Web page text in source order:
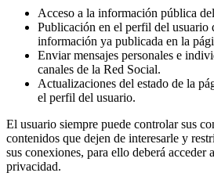
Acceso a la información pública
Publicación en el perfil del usuario
información ya publicada en la
Enviar mensajes personales e
canales de la Red Social.
Actualizaciones del estado de la
el perfil del usuario.
El usuario siempre puede controlar sus
contenidos que dejen de interesarle y
sus conexiones, para ello deberá acceder
privacidad.